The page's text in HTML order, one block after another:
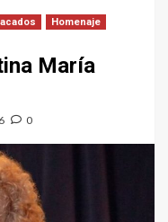
Homenaje
María
0